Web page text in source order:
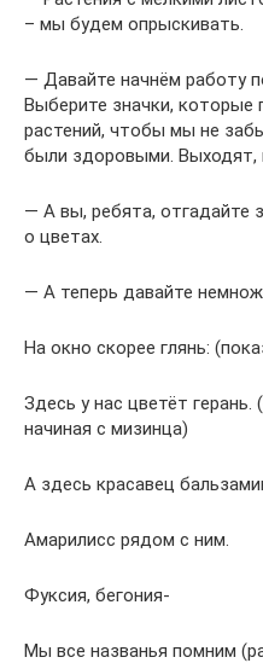
– мы будем опрыскивать.
— Давайте начнём работу
Выберите значки, которые
растений, чтобы мы не
были здоровыми. Выходят,
— А вы, ребята, отгадайте
о цветах.
— А теперь давайте
На окно скорее глянь:
Здесь у нас цветёт
начиная с мизинца)
А здесь красавец
Амарилисс рядом с ним.
Фуксия, бегония-
Мы все названья помним